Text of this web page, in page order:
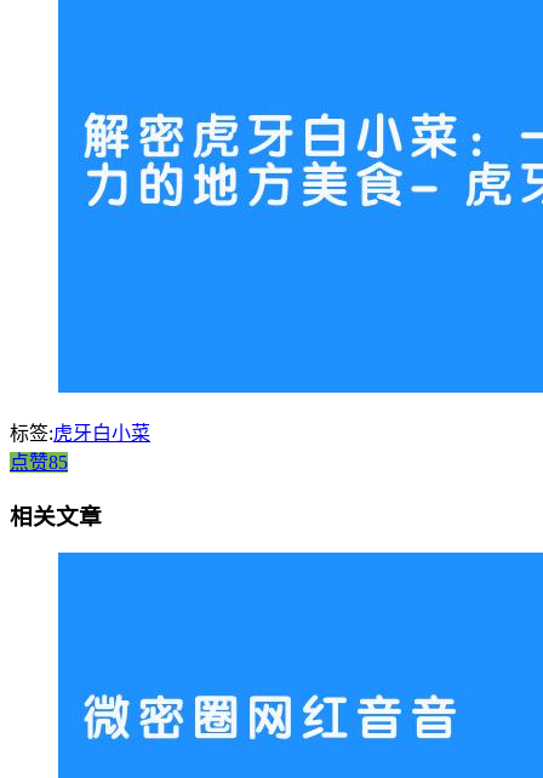
标签:虎牙白小菜
点赞85
相关文章